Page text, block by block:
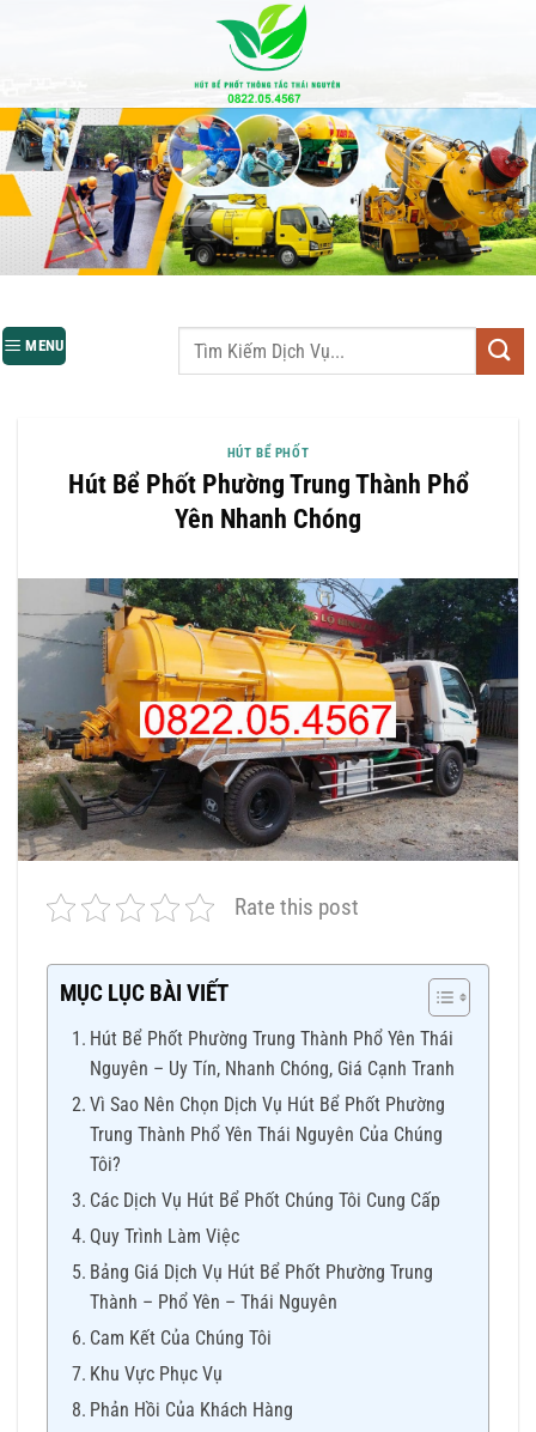
dung
MENU
HÚT BỂ PHỐT
Hút Bể Phốt Phường Trung Thành Phổ
Yên Nhanh Chóng
Rate this post
MỤC LỤC BÀI VIẾT
Hút Bể Phốt Phường Trung Thành Phổ Yên Thái
Nguyên – Uy Tín, Nhanh Chóng, Giá Cạnh Tranh
Vì Sao Nên Chọn Dịch Vụ Hút Bể Phốt Phường
Trung Thành Phổ Yên Thái Nguyên Của Chúng
Tôi?
Các Dịch Vụ Hút Bể Phốt Chúng Tôi Cung Cấp
Quy Trình Làm Việc
Bảng Giá Dịch Vụ Hút Bể Phốt Phường Trung
Thành – Phổ Yên – Thái Nguyên
Cam Kết Của Chúng Tôi
Khu Vực Phục Vụ
Phản Hồi Của Khách Hàng